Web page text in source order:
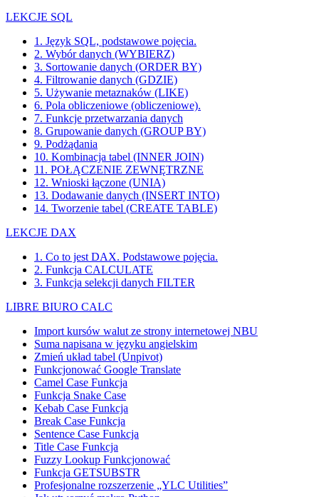
LEKCJE SQL
1. Język SQL, podstawowe pojęcia.
2. Wybór danych (WYBIERZ)
3. Sortowanie danych (ORDER BY)
4. Filtrowanie danych (GDZIE)
5. Używanie metaznaków (LIKE)
6. Pola obliczeniowe (obliczeniowe).
7. Funkcje przetwarzania danych
8. Grupowanie danych (GROUP BY)
9. Podżądania
10. Kombinacja tabel (INNER JOIN)
11. POŁĄCZENIE ZEWNĘTRZNE
12. Wnioski łączone (UNIA)
13. Dodawanie danych (INSERT INTO)
14. Tworzenie tabel (CREATE TABLE)
LEKCJE DAX
1. Co to jest DAX. Podstawowe pojęcia.
2. Funkcja CALCULATE
3. Funkcja selekcji danych FILTER
LIBRE BIURO CALC
Import kursów walut ze strony internetowej NBU
Suma napisana w języku angielskim
Zmień układ tabel (Unpivot)
Funkcjonować Google Translate
Camel Case Funkcja
Funkcja Snake Case
Kebab Case Funkcja
Break Case Funkcja
Sentence Case Funkcja
Title Case Funkcja
Fuzzy Lookup Funkcjonować
Funkcja GETSUBSTR
Profesjonalne rozszerzenie „YLC Utilities”